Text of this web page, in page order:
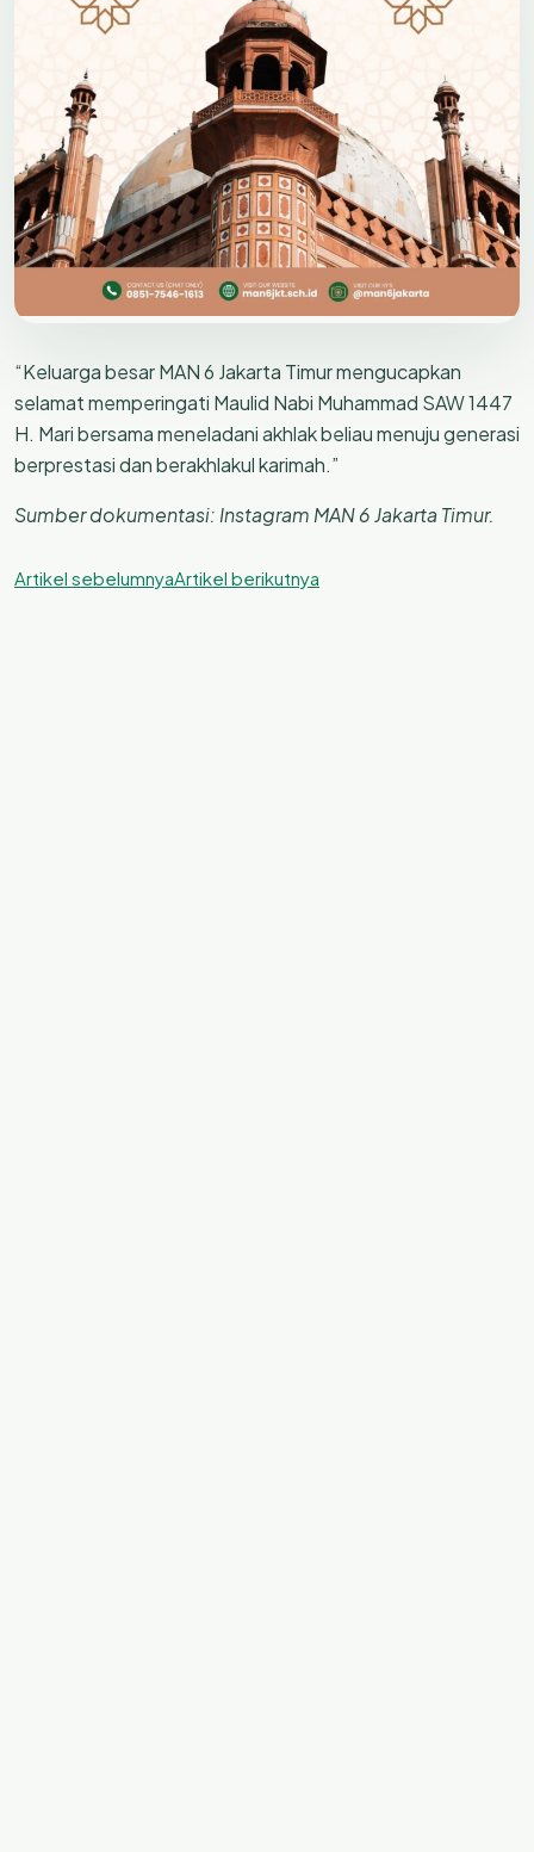
“Keluarga besar MAN 6 Jakarta Timur mengucapkan
selamat memperingati Maulid Nabi Muhammad SAW 1447
H. Mari bersama meneladani akhlak beliau menuju generasi
berprestasi dan berakhlakul karimah.”
Sumber dokumentasi: Instagram MAN 6 Jakarta Timur.
Artikel sebelumnyaArtikel berikutnya